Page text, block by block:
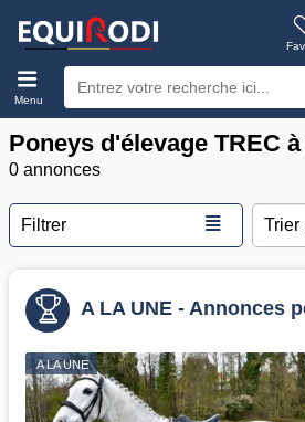
Menu
Poneys d'élevage TREC
0 annonces
Filtrer ≣
A LA UNE - Annonces
A LA UNE